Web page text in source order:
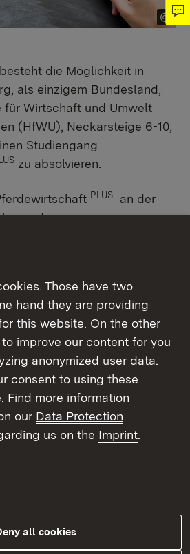
die Möglichkeit in
als einzigem Bundesland,
für Wirtschaft und Umwelt
(HfWU), Neckarsteige 6-10,
Studiengang
zu absolvieren.​​
PLUS
an der
der
zwischen der HfWU
gemeinsam konzipiert.
PLUSheißt, dass
Pferdewirtschaft an der
Pferdewirt
werden.​​
von betrieblicher
und dem Studium
die Studierenden /
Der Studiengang
eine erfolgreiche berufliche
Those have two
hand they are providing
this website. On the other
improve our content for you
anonymized user data.
consent to using these
Find more information
our Data Protection
us on the Imprint.
all cookies